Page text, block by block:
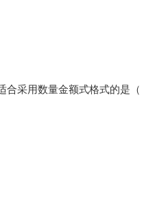
合采用数量金额式格式的是（